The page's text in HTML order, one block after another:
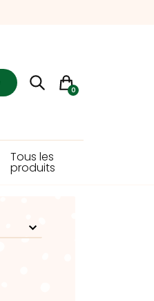
0
Tous les
produits